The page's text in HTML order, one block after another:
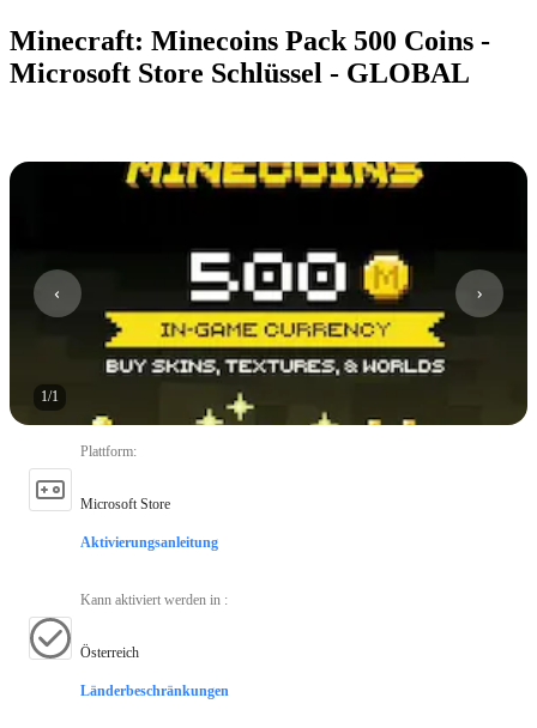
Minecraft: Minecoins Pack 500 Coins -
Microsoft Store Schlüssel - GLOBAL
1/1
Plattform:
Microsoft Store
Aktivierungsanleitung
Kann aktiviert werden in :
Österreich
Länderbeschränkungen